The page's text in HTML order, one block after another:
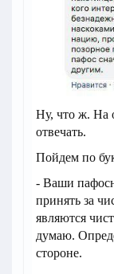
Ну, что ж. На
отвечать.
Пойдем по
- Ваши
принять за
являются
думаю.
стороне.